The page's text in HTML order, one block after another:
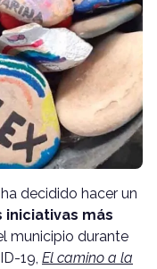
decidido hacer un
iniciativas más
municipio durante
19, El camino a la